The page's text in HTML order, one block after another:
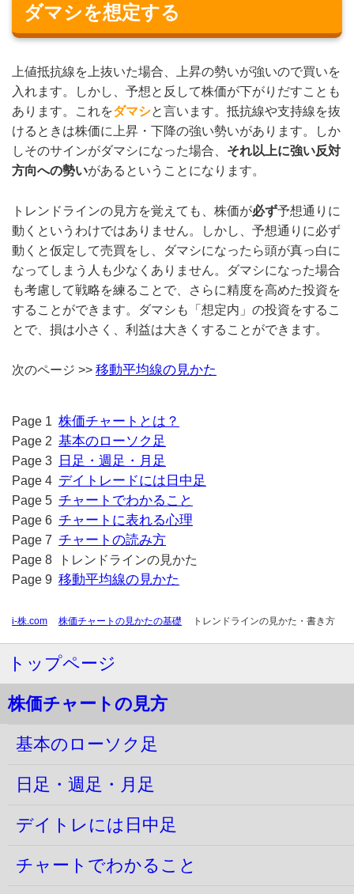
ダマシを想定する
上値抵抗線を上抜いた場合、上昇の勢いが強いので買いを
入れます。しかし、予想と反して株価が下がりだすことも
あります。これをダマシと言います。抵抗線や支持線を抜
けるときは株価に上昇・下降の強い勢いがあります。しか
しそのサインがダマシになった場合、 それ以上に強い反対
方向への勢いがあるということになります。
トレンドラインの見方を覚えても、株価が必ず予想通りに
動くというわけではありません。しかし、予想通りに必ず
動くと仮定して売買をし、ダマシになったら頭が真っ白に
なってしまう人も少なくありません。ダマシになった場合
も考慮して戦略を練ることで、さらに精度を高めた投資を
することができます。ダマシも「想定内」の投資をするこ
とで、損は小さく、利益は大きくすることができます。
次のページ >> 移動平均線の見かた
Page 1 株価チャートとは？
Page 2 基本のローソク足
Page 3 日足・週足・月足
Page 4 デイトレードには日中足
Page 5 チャートでわかること
Page 6 チャートに表れる心理
Page 7 チャートの読み方
Page 8 トレンドラインの見かた
Page 9 移動平均線の見かた
i-株.com 株価チャートの見かたの基礎 トレンドラインの見かた・書き方
トップページ
株価チャートの見方
基本のローソク足
日足・週足・月足
デイトレには日中足
チャートでわかること